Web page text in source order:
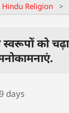
Hindu Religion >
को